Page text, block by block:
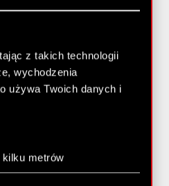
z takich technologii
wychodzenia
używa Twoich danych i
kilku metrów
(fingerprinting,